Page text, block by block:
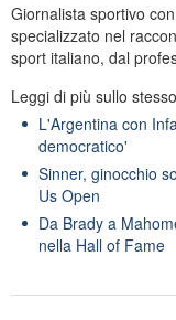
Giornalista sportivo
specializzato nel
sport italiano, dal
Leggi di più sullo
L'Argentina con
democratico'
Sinner, ginocchio
Us Open
Da Brady a
nella Hall of Fame